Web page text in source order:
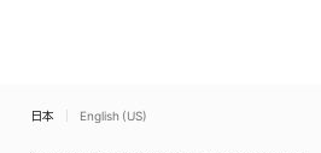
日本 English (US)